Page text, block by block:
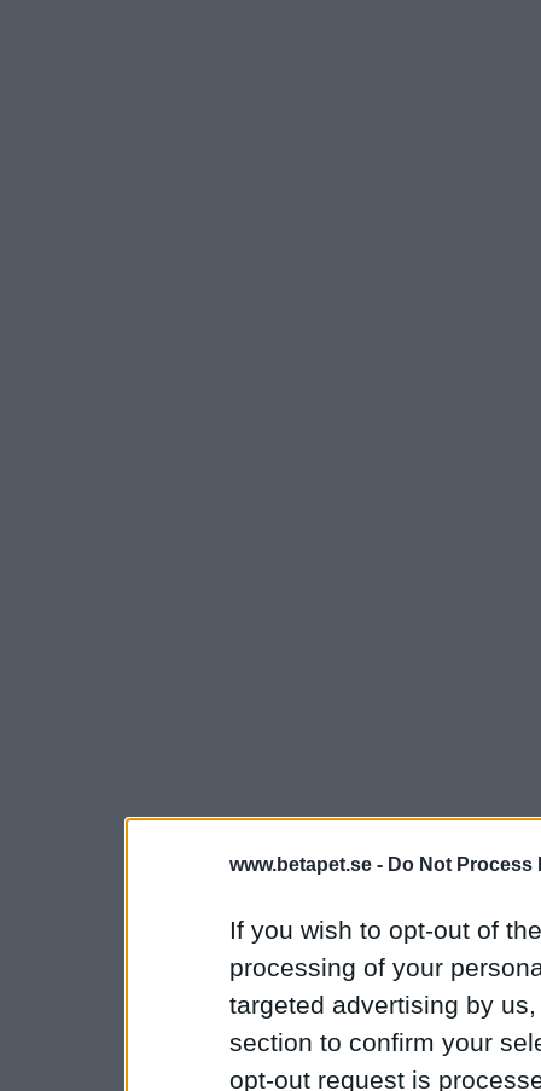
www.betapet.se - Do Not Process
If you wish to opt-out of
processing of your
targeted advertising by
section to confirm your
opt-out request is